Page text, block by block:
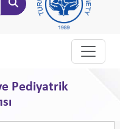
Pediyatrik